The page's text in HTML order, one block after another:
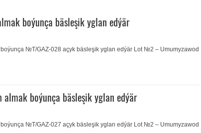
boýunça bäsleşik yglan edýär
№T/GAZ-028 açyk bäsleşik yglan edýär Lot №2 – Umumyzawod
almak boýunça bäsleşik yglan edýär
№T/GAZ-027 açyk bäsleşik yglan edýär Lot №2 – Umumyzawod